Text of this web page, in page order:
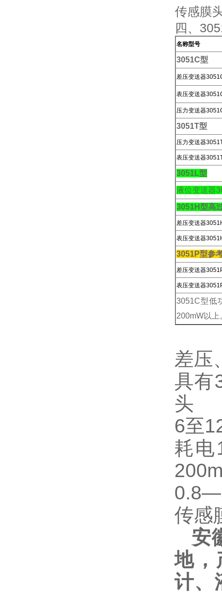
传感膜
四、
名称型号
3051C型
差压变送器
表压变送器
压力变送器
3051T型
压力变送器
表压变送器
3051L型
液位变送器
3051H型高
差压变送器
表压变送器
3051P型参
差压变送器
表压变送器
3051C型低
200mW以
差压
具有
头
6至
耗电
0.8—
传感
安
地，
计、